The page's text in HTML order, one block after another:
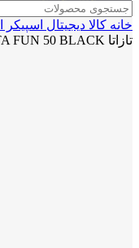
خانه کالا دیجیتال اسپیکر
تازاتا SPEAKER TAZATA FUN 50 BLACK